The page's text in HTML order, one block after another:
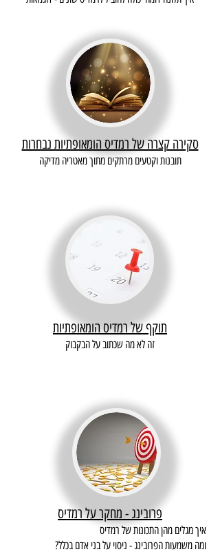
סקירה קצרה של רמדיס הומאופתיות נבחרות
תובנות וקטעים מרתקים מתוך מאטריה מדיקה
תוקף של רמדיס הומאופתיות
זה לא מה שכתוב על הבקבוק
פרובינג - מחקר על רמדיס
איך מגלים מהן התכונות של רמדיס
ומה משמעות הפרובינג - ניסוי על בני אדם בכלל?